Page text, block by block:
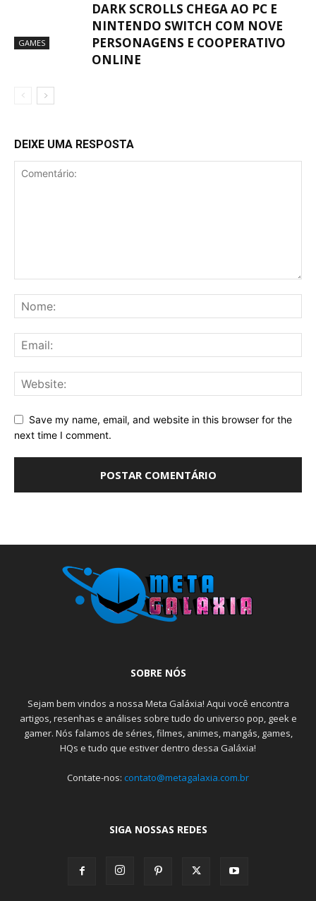
GAMES
DARK SCROLLS CHEGA AO PC E
NINTENDO SWITCH COM NOVE
PERSONAGENS E COOPERATIVO
ONLINE
DEIXE UMA RESPOSTA
Save my name, email, and website in this browser for the
next time I comment.
SOBRE NÓS
Sejam bem vindos a nossa Meta Galáxia! Aqui você encontra
artigos, resenhas e análises sobre tudo do universo pop, geek e
gamer. Nós falamos de séries, filmes, animes, mangás, games,
HQs e tudo que estiver dentro dessa Galáxia!
Contate-nos: contato@metagalaxia.com.br
SIGA NOSSAS REDES